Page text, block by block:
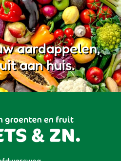
aardappelen,
aan huis.